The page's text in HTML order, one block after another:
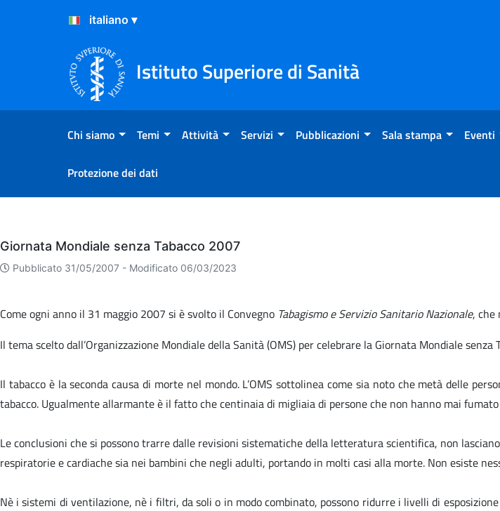
Salta al Contenuto
Salta al Footer
Istituto Superiore di Sanità
Chi siamo Temi Attività Servizi Pubblicazioni Sala stampa Eventi
Protezione dei dati
Eventi
Giornata Mondiale senza Tabacco 2007
Pubblicato 31/05/2007 - Modificato 06/03/2023
Come ogni anno il 31 maggio 2007 si è svolto il Convegno Tabagismo e Servizio Sanitario Nazionale, che
Il tema scelto dall’Organizzazione Mondiale della Sanità (OMS) per celebrare la Giornata Mondiale senza
Il tabacco è la seconda causa di morte nel mondo. L’OMS sottolinea come sia noto che metà delle
tabacco. Ugualmente allarmante è il fatto che centinaia di migliaia di persone che non hanno mai
Le conclusioni che si possono trarre dalle revisioni sistematiche della letteratura scientifica, non
respiratorie e cardiache sia nei bambini che negli adulti, portando in molti casi alla morte. Non esiste
Nè i sistemi di ventilazione, nè i filtri, da soli o in modo combinato, possono ridurre i livelli di